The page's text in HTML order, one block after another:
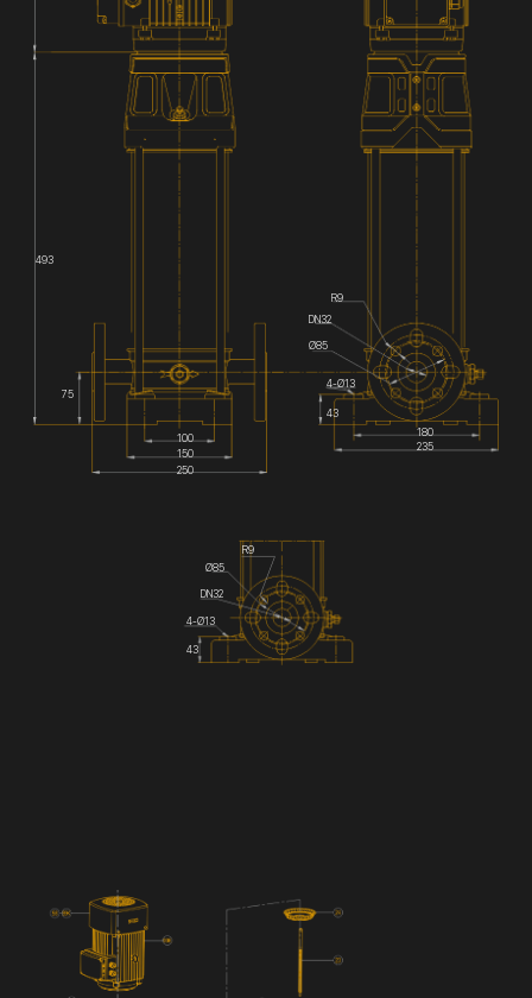
DN32
493
75
100
150
250
180
235
43
4-Ø13
Ø85
R9
DN32
R9
Ø85
4-Ø13
43